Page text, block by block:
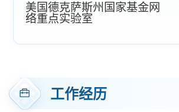
美国德克萨斯州国家基金网
络重点实验室
工作经历